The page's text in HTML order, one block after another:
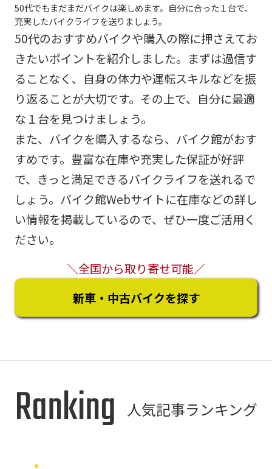
50代でもまだまだバイクは楽しめます。自分に合った１台で、
充実したバイクライフを送りましょう。
50代のおすすめバイクや購入の際に押さえてお
きたいポイントを紹介しました。まずは過信す
ることなく、自身の体力や運転スキルなどを振
り返ることが大切です。その上で、自分に最適
な１台を見つけましょう。
また、バイクを購入するなら、バイク館がおす
すめです。豊富な在庫や充実した保証が好評
で、きっと満足できるバイクライフを送れるで
しょう。バイク館Webサイトに在庫などの詳し
い情報を掲載しているので、ぜひ一度ご活用く
ださい。
＼全国から取り寄せ可能／
新車・中古バイクを探す
Ranking 人気記事ランキング